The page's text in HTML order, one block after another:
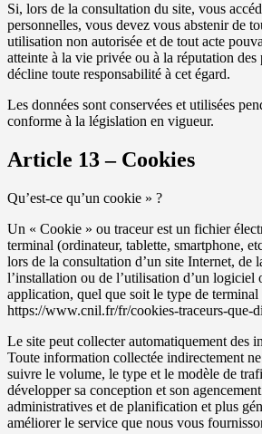
Si, lors de la consultation du site, vous
personnelles, vous devez vous abstenir de
utilisation non autorisée et de tout acte
atteinte à la vie privée ou à la réputation des
décline toute responsabilité à cet égard.
Les données sont conservées et utilisées
conforme à la législation en vigueur.
Article 13 – Cookies
Qu’est-ce qu’un cookie » ?
Un « Cookie » ou traceur est un fichier
terminal (ordinateur, tablette, smartphone,
lors de la consultation d’un site Internet, de
l’installation ou de l’utilisation d’un logiciel
application, quel que soit le type de terminal
https://www.cnil.fr/fr/cookies-traceurs-que-
Le site peut collecter automatiquement des
Toute information collectée indirectement
suivre le volume, le type et le modèle de
développer sa conception et son
administratives et de planification et plus
améliorer le service que nous vous